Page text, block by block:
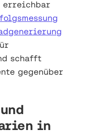
erreichbar
schafft
gegenüber
in